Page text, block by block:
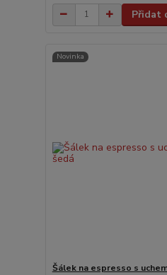
Přidat
Novinka
Šálek na espresso s